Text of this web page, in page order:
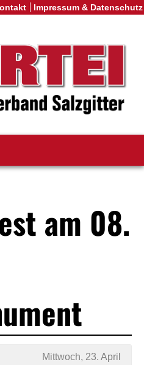
am 08.
Mittwoch, 23. April
Impressum & Datenschutz